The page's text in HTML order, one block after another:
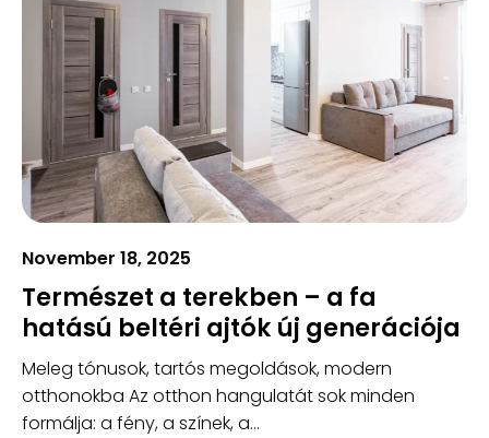
November 18, 2025
Természet a terekben – a fa
hatású beltéri ajtók új generációja
Meleg tónusok, tartós megoldások, modern
otthonokba Az otthon hangulatát sok minden
formálja: a fény, a színek, a...